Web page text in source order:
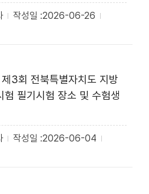
2026-06-26
3회 전북특별자치도 지방
험 필기시험 장소 및 수험생
2026-06-04